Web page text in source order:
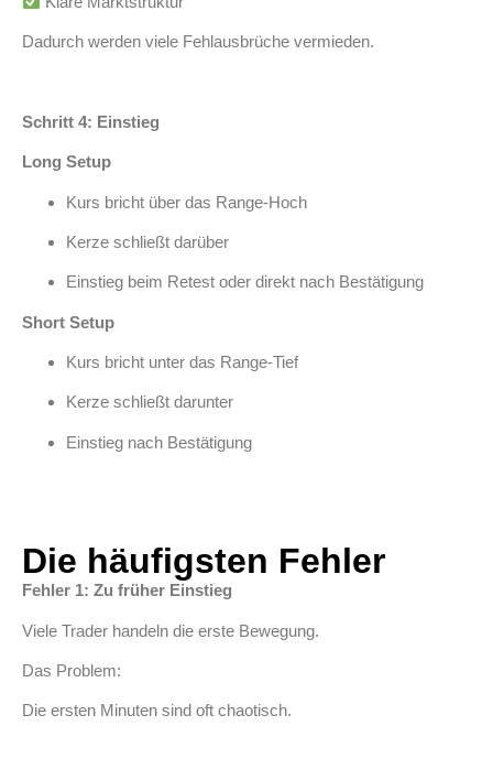
Dadurch werden viele Fehlausbrüche vermieden.
Schritt 4: Einstieg
Long Setup
Kurs bricht über das Range-Hoch
Kerze schließt darüber
Einstieg beim Retest oder direkt nach Bestätigung
Short Setup
Kurs bricht unter das Range-Tief
Kerze schließt darunter
Einstieg nach Bestätigung
Die häufigsten Fehler
Fehler 1: Zu früher Einstieg
Viele Trader handeln die erste Bewegung.
Das Problem:
Die ersten Minuten sind oft chaotisch.